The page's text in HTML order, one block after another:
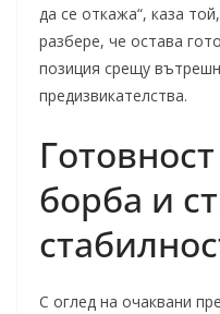
да се откажа“, каза
разбере, че остава
позиция срещу
предизвикателства.
борба и
С оглед на очаквани